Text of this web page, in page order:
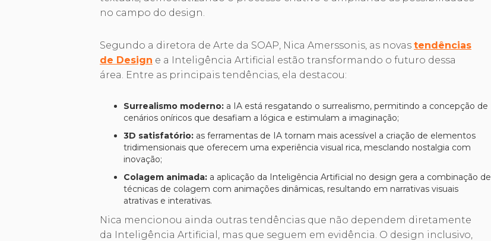
no campo do design.
Segundo a diretora de Arte da SOAP, Nica Amerssonis, as novas tendências
de Design e a Inteligência Artificial estão transformando o futuro dessa
área. Entre as principais tendências, ela destacou:
Surrealismo moderno: a IA está resgatando o surrealismo, permitindo a concepção de
cenários oníricos que desafiam a lógica e estimulam a imaginação;
3D satisfatório: as ferramentas de IA tornam mais acessível a criação de elementos
tridimensionais que oferecem uma experiência visual rica, mesclando nostalgia com
inovação;
Colagem animada: a aplicação da Inteligência Artificial no design gera a combinação de
técnicas de colagem com animações dinâmicas, resultando em narrativas visuais
atrativas e interativas.
Nica mencionou ainda outras tendências que não dependem diretamente
da Inteligência Artificial, mas que seguem em evidência. O design inclusivo,